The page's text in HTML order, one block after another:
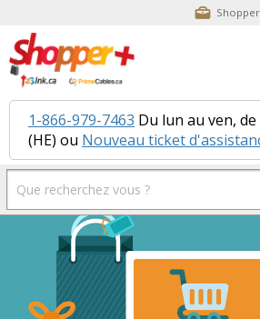
1-866-979-7463 Du lun au ven, de
(HE) ou Nouveau ticket